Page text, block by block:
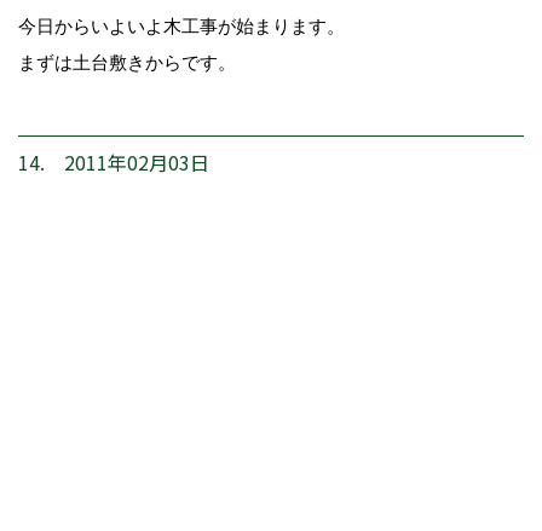
今日からいよいよ木工事が始まります。
まずは土台敷きからです。
14. 2011年02月03日